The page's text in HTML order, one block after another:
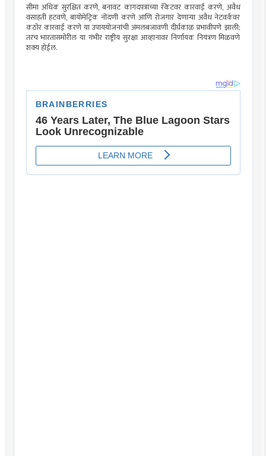
सीमा अधिक सुरक्षित करणे, बनावट कागदपत्रांच्या रॅकेटवर कारवाई करणे, अवैध
वसाहती हटवणे, बायोमेट्रिक नोंदणी करणे आणि रोजगार देणार्‍या अवैध नेटवर्कवर
कठोर कारवाई करणे या उपाययोजनांची अंमलबजावणी दीर्घकाळ प्रभावीपणे झाली;
तरच भारतासमोरील या गंभीर राष्ट्रीय सुरक्षा आव्हानावर निर्णायक नियंत्रण मिळवणे
शक्य होईल.